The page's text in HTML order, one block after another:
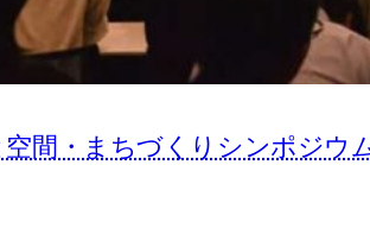
空間・まちづくりシンポジウ